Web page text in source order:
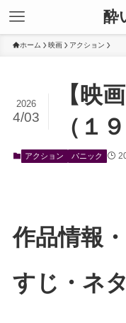
酔
ホーム 映画 アクション
【映
（１
2026
4/03
アクション パニック
作品情報
すじ・ネ